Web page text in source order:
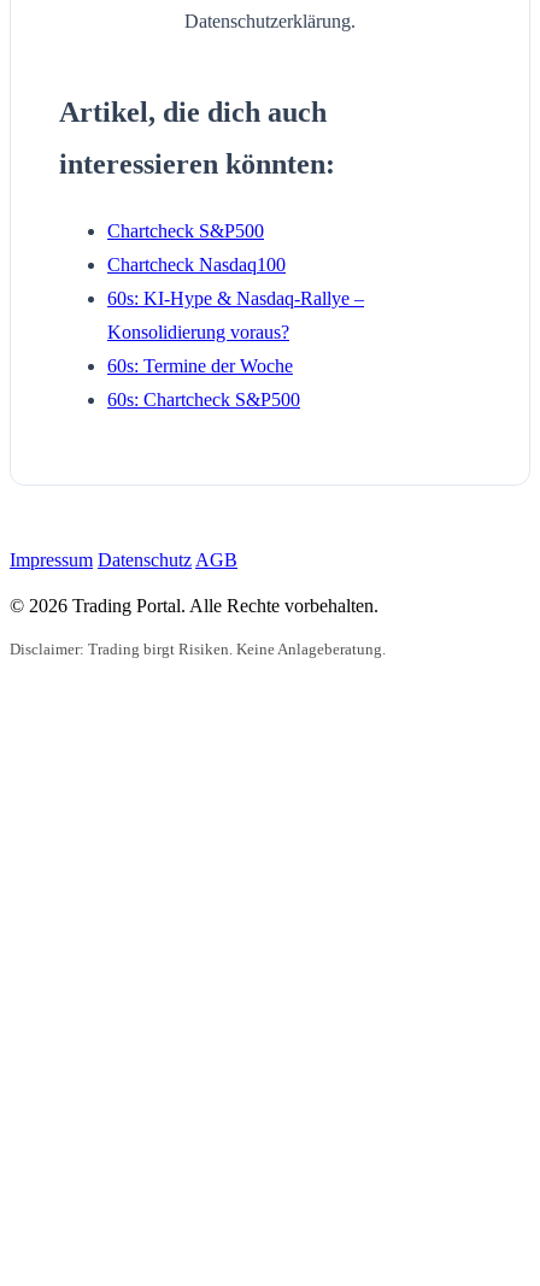
Datenschutzerklärung.
Artikel, die dich auch
interessieren könnten:
Chartcheck S&P500
Chartcheck Nasdaq100
60s: KI-Hype & Nasdaq-Rallye –
Konsolidierung voraus?
60s: Termine der Woche
60s: Chartcheck S&P500
Impressum Datenschutz AGB
© 2026 Trading Portal. Alle Rechte vorbehalten.
Disclaimer: Trading birgt Risiken. Keine Anlageberatung.